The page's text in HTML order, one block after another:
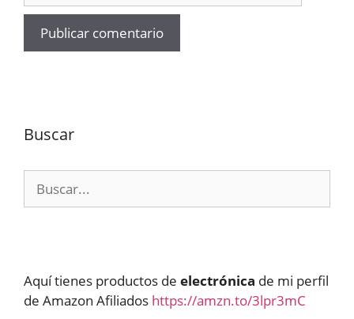
Buscar
Aquí tienes productos de electrónica de mi perfil
de Amazon Afiliados https://amzn.to/3lpr3mC